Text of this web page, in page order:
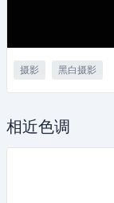
摄影 黑白摄影
相近色调